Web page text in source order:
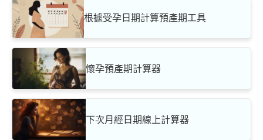
根據受孕日期計算預產期工具
懷孕預產期計算器
下次月經日期線上計算器